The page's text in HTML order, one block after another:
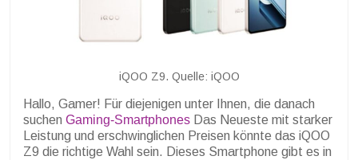
iQOO Z9. Quelle: iQOO
Hallo, Gamer! Für diejenigen unter Ihnen, die danach
suchen Gaming-Smartphones Das Neueste mit starker
Leistung und erschwinglichen Preisen könnte das iQOO
Z9 die richtige Wahl sein. Dieses Smartphone gibt es in